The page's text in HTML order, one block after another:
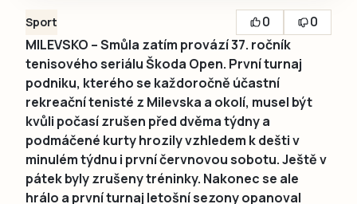
Sport 0
0
MILEVSKO – Smůla zatím provází 37. ročník
tenisového seriálu Škoda Open. První turnaj
podniku, kterého se každoročně účastní
rekreační tenisté z Milevska a okolí, musel být
kvůli počasí zrušen před dvěma týdny a
podmáčené kurty hrozily vzhledem k dešti v
minulém týdnu i první červnovou sobotu. Ještě v
pátek byly zrušeny tréninky. Nakonec se ale
hrálo a první turnaj letošní sezony opanoval